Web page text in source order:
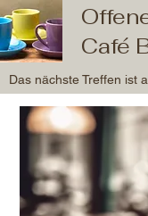
Das nächste Treffen ist
Café